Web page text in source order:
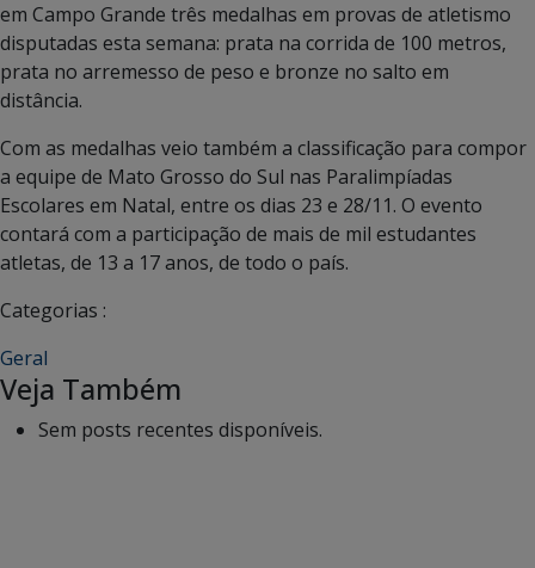
em Campo Grande três medalhas em provas de atletismo
disputadas esta semana: prata na corrida de 100 metros,
prata no arremesso de peso e bronze no salto em
distância.
Com as medalhas veio também a classificação para compor
a equipe de Mato Grosso do Sul nas Paralimpíadas
Escolares em Natal, entre os dias 23 e 28/11. O evento
contará com a participação de mais de mil estudantes
atletas, de 13 a 17 anos, de todo o país.
Categorias :
Geral
Veja Também
Sem posts recentes disponíveis.